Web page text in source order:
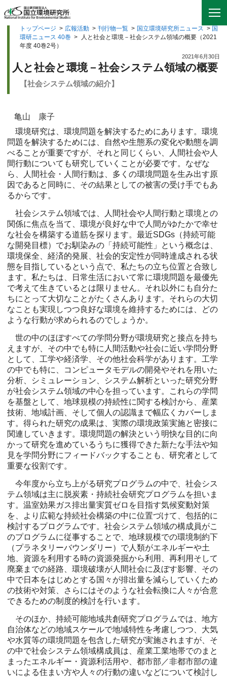
トップページ > 広報活動 > 刊行物一覧 > 国立環境研究所ニュース > 国
環研ニュース 40巻 >
人と社会と環境－社会システム領域の概要（2021
年度 40巻2号）
2021年6月30日
人と社会と環境－社会システム領域の概要
【社会システム領域の紹介】
亀山 康子
環境研究は、環境問題を解決するためにあります。環境
問題を解決するためには、自然や生態系の変化や動態を調
べることが重要ですが、それと同じくらい、人間社会や人
間行動についても研究していくことが必要です。なぜな
ら、人間社会・人間行動は、多くの環境問題を生み出す原
因であると同時に、その結果としての被害の受け手でもあ
るからです。
社会システム領域では、人間社会や人間行動と環境との
関係に焦点を当て、環境が良好な中で人間がゆたかで幸せ
な社会を構築する道筋を探ります。最近SDGs（持続可能
な開発目標）でお馴染みの「持続可能性」という概念は、
環境保全、経済的発展、社会的安定性が同時達成される状
態を目指しているという点で、私たちの立ち位置と合致し
ます。私たちは、日常生活において常に環境問題を最優先
で考えて生きているとは限りません。それ以外にも自分た
ちにとって大切なことがたくさんあります。それらの大切
なことも実現しつつ良好な環境を維持するためには、どの
ような行動が求められるのでしょうか。
世の中のほぼすべての学問分野が環境研究と接点を持ち
えますが、その中でも特に人間活動や社会に近い学問分野
として、工学や経済学、その他社会科学があります。工学
の中でも特に、コンピュータモデルの開発やそれを用いた
分析、シミュレーション、システム解析といった研究分野
が社会システム領域の中心を担っています。これらの学問
を基盤として、地球規模の持続性に関する検討から、産業
技術、地域計画、そして個人の認識まで幅広くカバーしま
す。得られた研究の成果は、実際の環境政策実施と密接に
関連していきます。環境問題の解決という明快な目的に向
かって研究を進めているうちに獲得できた新たな手法や知
見を学問分野にフィードバックすることも、研究者として
重要な役割です。
今年度から立ち上がる研究プログラムの中で、社会シス
テム領域は主に脱炭素・持続社会研究プログラムを担いま
す。温室効果ガス排出量実質ゼロを目指す気候変動対策
を、より広範な持続社会構築の中に位置づけて、包括的に
検討するプログラムです。社会システム領域の構成員がこ
のプログラムに従事することで、地球規模での環境制約下
（プラネタリーバウンダリー）で人類がエネルギーや土
地、資源を利用する時の資源発掘から利用、再利用そして
廃棄までの経路、環境破壊が人間社会に及ぼす影響、その
中で日本をはじめとする国々が排出量を減らしていくため
の技術や対策、さらにはそのような社会転換に人々が合意
できるための制度的検討を行います。
そのほか、持続可能地域共創研究プログラムでは、地方
自治体などの地域スケールで地域特性を考慮しつつ、大気
や水質等の環境問題を包含した研究が実施されますが、そ
の中で社会システム領域構成員は、産業工業地帯でのまと
まったエネルギー・資源利活用や、都市部／非都市部の違
いによる住まい方や人々の行動の違いなどについて検討し